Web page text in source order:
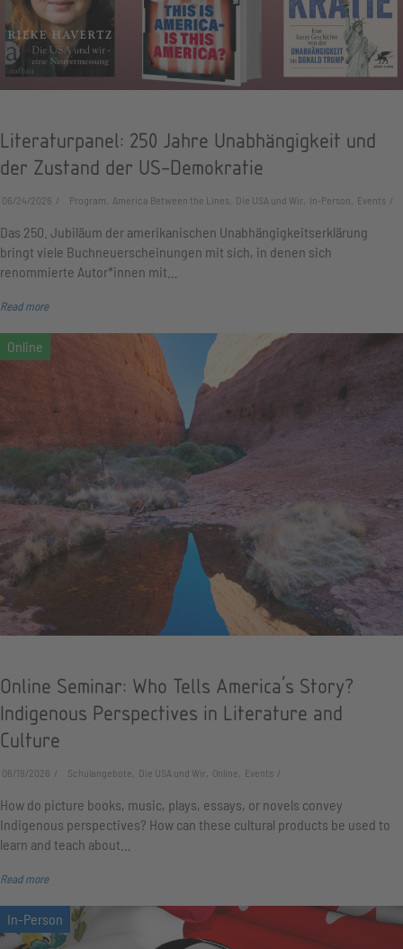
Literaturpanel: 250 Jahre Unabhängigkeit und
der Zustand der US-Demokratie
06/24/2026 Program, America Between the Lines, Die USA und Wir, In-Person, Events
Das 250. Jubiläum der amerikanischen Unabhängigkeitserklärung
bringt viele Buchneuerscheinungen mit sich, in denen sich
renommierte Autor*innen mit…
Read more
Online Seminar: Who Tells America's Story?
Indigenous Perspectives in Literature and
Culture
06/19/2026 Schulangebote, Die USA und Wir, Online, Events
How do picture books, music, plays, essays, or novels convey
Indigenous perspectives? How can these cultural products be used to
learn and teach about…
Read more